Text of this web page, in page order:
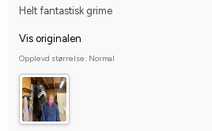
Helt fantastisk grime
Vis originalen
Opplevd størrelse: Normal